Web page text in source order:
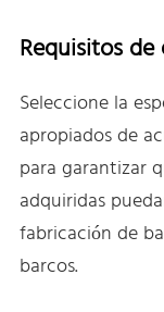
Requisitos
Seleccione la
apropiados de
para garantizar
adquiridas
fabricación de
barcos.